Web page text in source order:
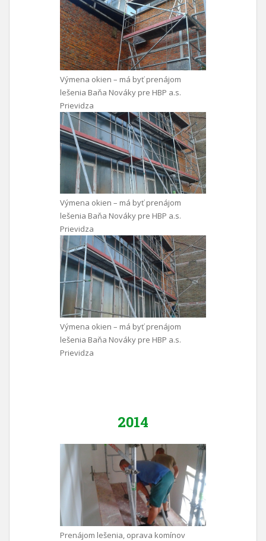
Výmena okien – má byť prenájom
lešenia Baňa Nováky pre HBP a.s.
Prievidza
Výmena okien – má byť prenájom
lešenia Baňa Nováky pre HBP a.s.
Prievidza
Výmena okien – má byť prenájom
lešenia Baňa Nováky pre HBP a.s.
Prievidza
2014
Prenájom lešenia, oprava komínov